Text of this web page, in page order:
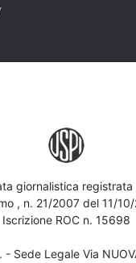
giornalistica
, n. 21/2007 del 11/
Iscrizione ROC n. 15698
- Sede Legale Via